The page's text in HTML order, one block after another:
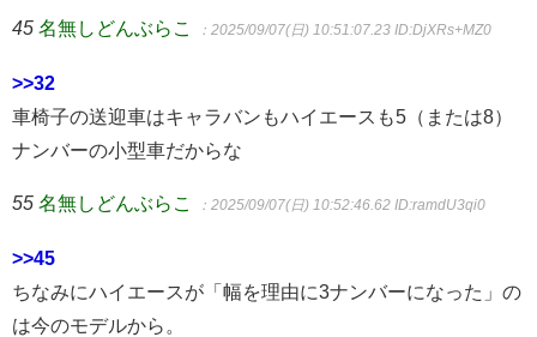
45 名無しどんぶらこ ：2025/09/07(日) 10:51:07.23 ID:DjXRs+MZ0
>>32
車椅子の送迎車はキャラバンもハイエースも5（または8）
ナンバーの小型車だからな
55 名無しどんぶらこ ：2025/09/07(日) 10:52:46.62 ID:ramdU3qi0
>>45
ちなみにハイエースが「幅を理由に3ナンバーになった」の
は今のモデルから。